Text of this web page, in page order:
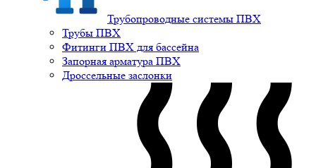
Трубопроводные системы ПВХ
Трубы ПВХ
Фитинги ПВХ для бассейна
Запорная арматура ПВХ
Дроссельные заслонки